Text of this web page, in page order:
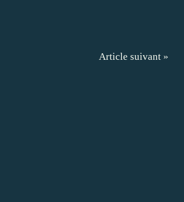
Article suivant »